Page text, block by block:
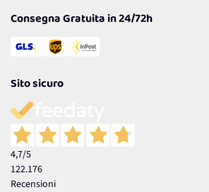
Consegna Gratuita in 24/72h
Sito sicuro
4,7/5
122.176
Recensioni